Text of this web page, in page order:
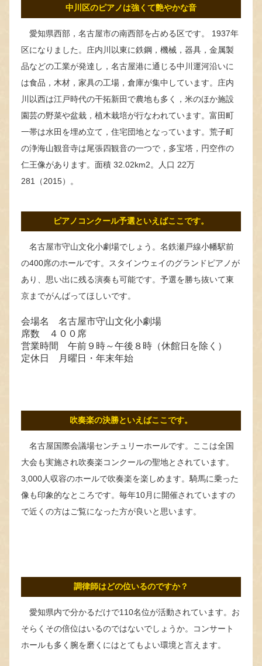
中川区のピアノは強くて艶やかな音
愛知県西部，名古屋市の南西部を占める区です。 1937年
区になりました。庄内川以東に鉄鋼，機械，器具，金属製
品などの工業が発達し，名古屋港に通じる中川運河沿いに
は食品，木材，家具の工場，倉庫が集中しています。庄内
川以西は江戸時代の干拓新田で農地も多く，米のほか施設
園芸の野菜や盆栽，植木栽培が行なわれています。富田町
一帯は水田を埋め立て，住宅団地となっています。荒子町
の浄海山観音寺は尾張四観音の一つで，多宝塔，円空作の
仁王像があります。面積 32.02km2。人口 22万
281（2015）。
ピアノコンクール予選といえばここです。
名古屋市守山文化小劇場でしょう。名鉄瀬戸線小幡駅前
の400席のホールです。スタインウェイのグランドピアノが
あり、思い出に残る演奏も可能です。予選を勝ち抜いて東
京までがんばってほしいです。
会場名 名古屋市守山文化小劇場
席数 ４００席
営業時間 午前９時～午後８時（休館日を除く）
定休日 月曜日・年末年始
吹奏楽の決勝といえばここです。
名古屋国際会議場センチュリーホールです。ここは全国
大会も実施され吹奏楽コンクールの聖地とされています。
3,000人収容のホールで吹奏楽を楽しめます。騎馬に乗った
像も印象的なところです。毎年10月に開催されていますの
で近くの方はご覧になった方が良いと思います。
調律師はどの位いるのですか？
愛知県内で分かるだけで110名位が活動されています。お
そらくその倍位はいるのではないでしょうか。コンサート
ホールも多く腕を磨くにはとてもよい環境と言えます。